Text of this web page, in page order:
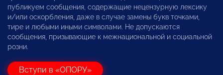
публикуем сообщения, содержащие нецензурную лексику
и/или оскорбления, даже в случае замены букв точками,
тире и любыми иными символами. Не допускаются
сообщения, призывающие к межнациональной и социальной
розни.
Вступи в «ОПОРУ»